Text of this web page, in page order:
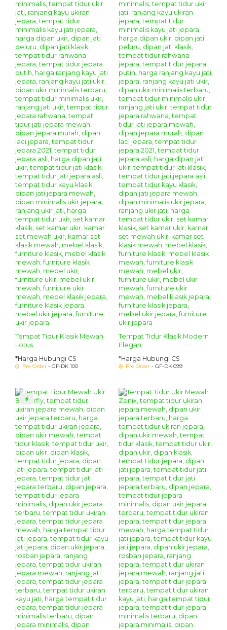
Tempat Tidur Klasik Mewah
Lotus
*Harga Hubungi CS
Pre Order - GF-DK 100
Tempat Tidur Klasik Modern
Elegan
*Harga Hubungi CS
Pre Order - GF-DK 099